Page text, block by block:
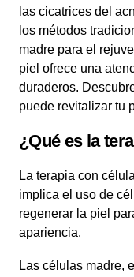
las cicatrices del
los métodos
madre para el
piel ofrece una
duraderos.
puede revitalizar tu
¿Qué es la
La terapia con
implica el uso de
regenerar la piel
apariencia.
Las células madre,